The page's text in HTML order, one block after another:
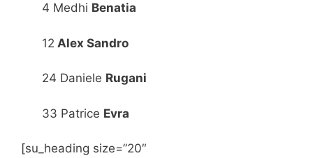
4 Medhi Benatia
12 Alex Sandro
24 Daniele Rugani
33 Patrice Evra
[su_heading size=”20″